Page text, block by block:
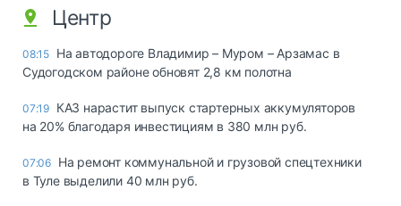
Центр
08:15 На автодороге Владимир – Муром – Арзамас в
Судогодском районе обновят 2,8 км полотна
07:19 КАЗ нарастит выпуск стартерных аккумуляторов
на 20% благодаря инвестициям в 380 млн руб.
07:06 На ремонт коммунальной и грузовой спецтехники
в Туле выделили 40 млн руб.